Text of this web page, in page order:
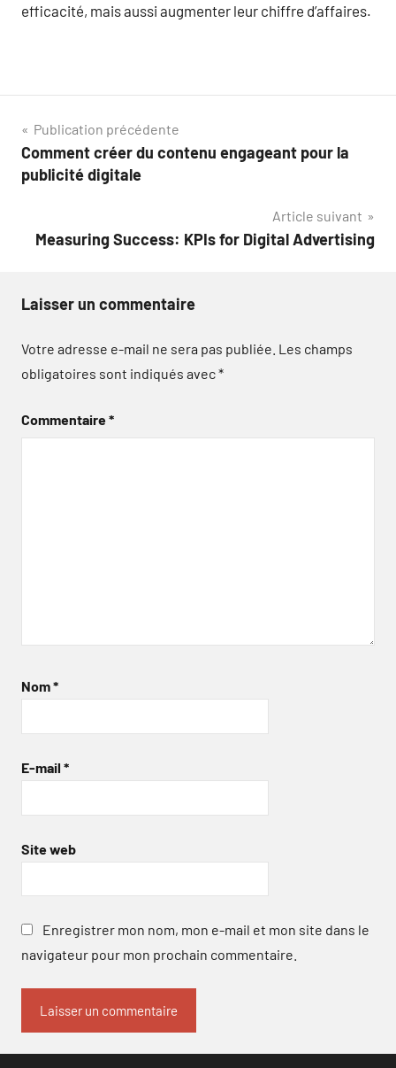
efficacité, mais aussi augmenter leur chiffre d’affaires.
Navigation
de
Publication précédente
Comment créer du contenu engageant pour la
publicité digitale
Article suivant
Measuring Success: KPIs for Digital Advertising
Laisser un commentaire
Votre adresse e-mail ne sera pas publiée. Les champs
obligatoires sont indiqués avec*
Commentaire*
Nom*
E-mail *
Site web
Enregistrer mon nom, mon e-mail et mon site dans le
navigateur pour mon prochain commentaire.